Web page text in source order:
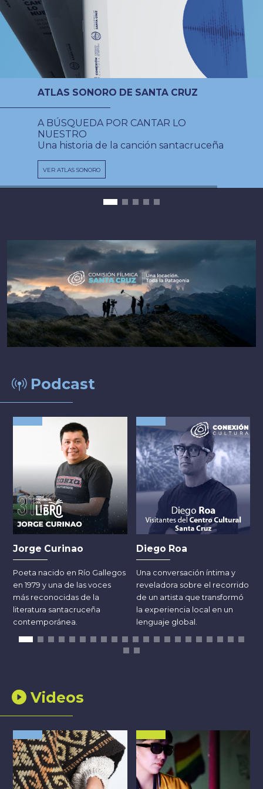
ATLAS SONORO DE SANTA CRUZ
A BÚSQUEDA POR CANTAR LO
NUESTRO
Una historia de la canción santacruceña
VER ATLAS SONORO
Podcast
Jorge Curinao
Poeta nacido en Río Gallegos
en 1979 y una de las voces
más reconocidas de la
literatura santacruceña
contemporánea.
Diego Roa
Una conversación íntima y
reveladora sobre el recorrido
de un artista que transformó
la experiencia local en un
lenguaje global.
Videos